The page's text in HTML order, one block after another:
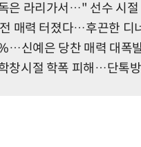
은 라리가서…" 선수 시절
매력 터졌다…후끈한 디
신예은 당찬 매력 대폭
창시절 학폭 피해…단톡